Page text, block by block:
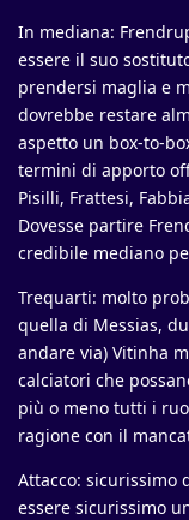
In mediana:
essere il suo
prendersi maglia e
dovrebbe restare
aspetto un box-to-
termini di apporto
Pisilli, Frattesi,
Dovesse partire
credibile mediano
Trequarti: molto
quella di Messias,
andare via) Vitinha
calciatori che
più o meno tutti i
ragione con il
Attacco: sicurissimo
essere sicurissimo